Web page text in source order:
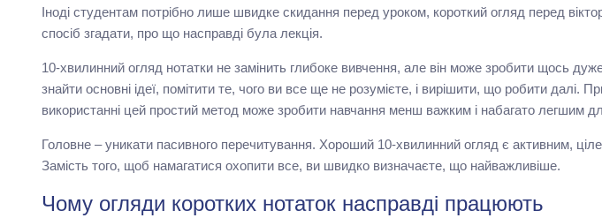
Іноді студентам потрібно лише швидке скидання перед уроком, короткий огляд перед
спосіб згадати, про що насправді була лекція.
10-хвилинний огляд нотатки не замінить глибоке вивчення, але він може зробити щось
знайти основні ідеї, помітити те, чого ви все ще не розумієте, і вирішити, що робити далі.
використанні цей простий метод може зробити навчання менш важким і набагато легшим
Головне – уникати пасивного перечитування. Хороший 10-хвилинний огляд є активним,
Замість того, щоб намагатися охопити все, ви швидко визначаєте, що найважливіше.
Чому огляди коротких нотаток насправді працюють